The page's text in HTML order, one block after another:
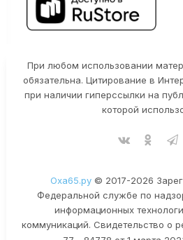
При любом использовании
обязательна. Цитирование в
при наличии гиперссылки на
которой
Оха65.ру© 2017-2026
Федеральной службе по
информационных
коммуникаций. Свидетельство о